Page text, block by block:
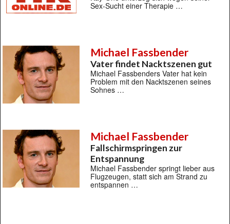
Sex-Sucht einer Therapie …
Michael Fassbender
Vater findet Nacktszenen gut
Michael Fassbenders Vater hat kein
Problem mit den Nacktszenen seines
Sohnes …
Michael Fassbender
Fallschirmspringen zur
Entspannung
Michael Fassbender springt lieber aus
Flugzeugen, statt sich am Strand zu
entspannen …